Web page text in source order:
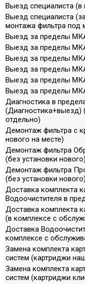
Выезд специалиста
Выезд специалиста
монтажа фильтра под
Выезд за пределы
Выезд за пределы
Выезд за пределы
Выезд за пределы
Выезд за пределы
Выезд за пределы
Диагностика в
(Диагностика+выезд)
отдельно)
Демонтаж фильтра с
нового на месте)
Демонтаж фильтра
(без установки нового)
Демонтаж фильтра
(без установки нового)
Доставка комплекта
Водоочистителя в
Доставка комплекта
(в комплексе с
Доставка
комплексе с
Замена комплекта
систем (картриджи
Замена комплекта
систем (картриджи